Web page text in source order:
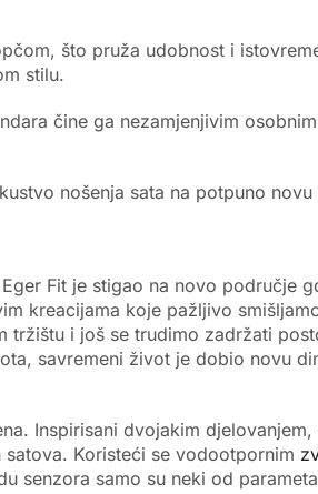
što pruža udobnost i
stilu.
čine ga nezamjenjivim
nošenja sata na potpuno novu
Fit je stigao na novo područje
kreacijama koje pažljivo
tržištu i još se trudimo zadržati
savremeni život je dobio novu
Inspirisani dvojakim djelovanjem,
Koristeći se vodootpornim
senzora samo su neki od